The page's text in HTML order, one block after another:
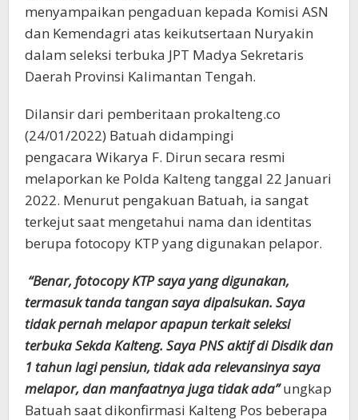
menyampaikan pengaduan kepada Komisi ASN
dan Kemendagri atas keikutsertaan Nuryakin
dalam seleksi terbuka JPT Madya Sekretaris
Daerah Provinsi Kalimantan Tengah.
Dilansir dari pemberitaan prokalteng.co
(24/01/2022) Batuah didampingi
pengacara Wikarya F. Dirun secara resmi
melaporkan ke Polda Kalteng tanggal 22 Januari
2022. Menurut pengakuan Batuah, ia sangat
terkejut saat mengetahui nama dan identitas
berupa fotocopy KTP yang digunakan pelapor.
“Benar, fotocopy KTP saya yang digunakan,
termasuk tanda tangan saya dipalsukan. Saya
tidak pernah melapor apapun terkait seleksi
terbuka Sekda Kalteng. Saya PNS aktif di Disdik dan
1 tahun lagi pensiun, tidak ada relevansinya saya
melapor, dan manfaatnya juga tidak ada”ungkap
Batuah saat dikonfirmasi Kalteng Pos beberapa